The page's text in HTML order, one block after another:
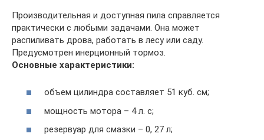
Производительная и доступная пила справляется
практически с любыми задачами. Она может
распиливать дрова, работать в лесу или саду.
Предусмотрен инерционный тормоз.
Основные характеристики:
объем цилиндра составляет 51 куб. см;
мощность мотора – 4 л. с;
резервуар для смазки – 0, 27 л;